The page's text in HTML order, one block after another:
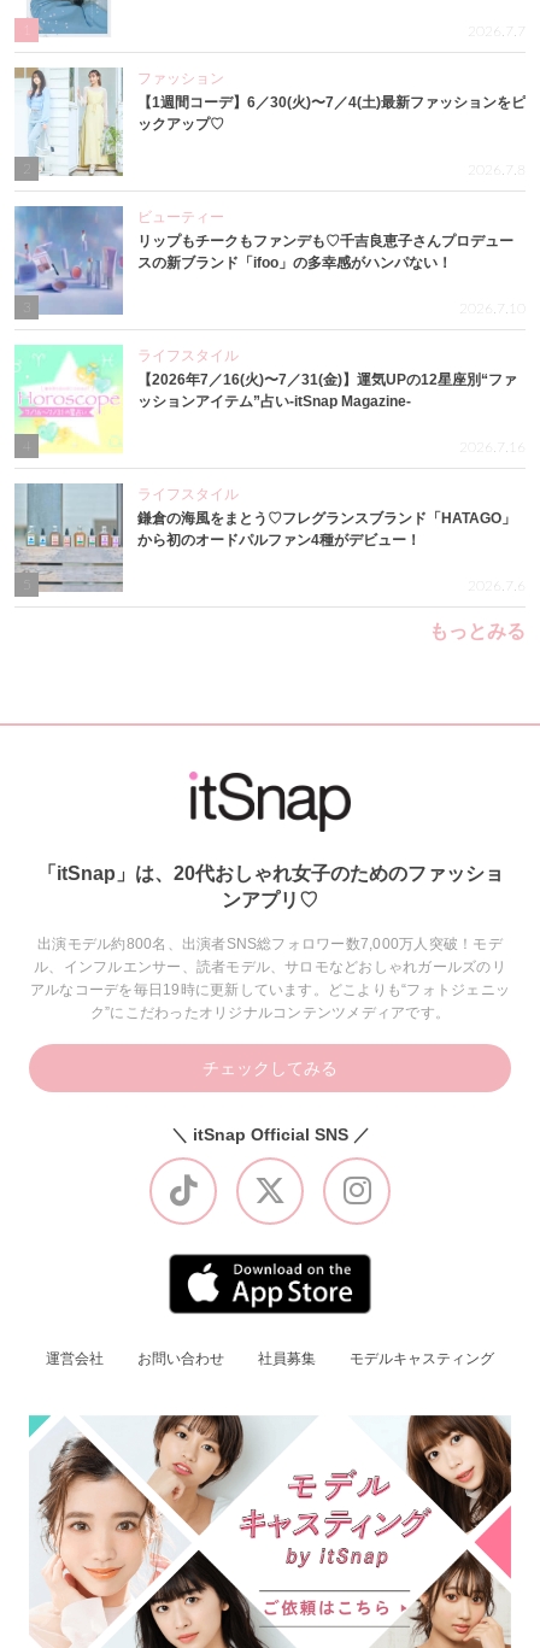
2026.7.7
ファッション
【1週間コーデ】6／30(火)〜7／4(土)最新ファッションをピ
ックアップ♡
2026.7.8
3
ビューティー
リップもチークもファンデも♡千吉良恵子さんプロデュー
スの新ブランド「ifoo」の多幸感がハンパない！
2026.7.10
4
ライフスタイル
【2026年7／16(火)〜7／31(金)】運気UPの12星座別“ファ
ッションアイテム”占い-itSnap Magazine-
2026.7.16
ライフスタイル
鎌倉の海風をまとう♡フレグランスブランド「HATAGO」
から初のオードパルファン4種がデビュー！
2026.7.6
もっとみる
「itSnap」は、20代おしゃれ女子のためのファッショ
ンアプリ♡
出演モデル約800名、出演者SNS総フォロワー数7,000万人突破！モデ
ル、インフルエンサー、読者モデル、サロモなどおしゃれガールズのリ
アルなコーデを毎日19時に更新しています。どこよりも“フォトジェニッ
ク”にこだわったオリジナルコンテンツメディアです。
チェックしてみる
＼ itSnap Official SNS ／
運営会社 お問い合わせ 社員募集 モデルキャスティング